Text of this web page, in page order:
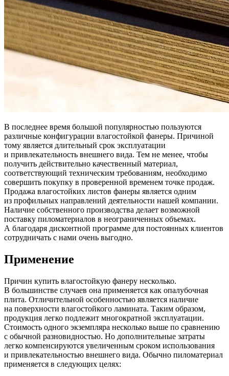
В последнее время большой популярностью пользуются
различные конфигурации влагостойкой фанеры. Причиной
тому является длительный срок эксплуатации
и привлекательность внешнего вида. Тем не менее, чтобы
получить действительно качественный материал,
соответствующий техническим требованиям, необходимо
совершить покупку в проверенной временем точке продаж.
Продажа влагостойких листов фанеры является одним
из профильных направлений деятельности нашей компании.
Наличие собственного производства делает возможной
поставку пиломатериалов в неограниченных объемах.
А благодаря дисконтной программе для постоянных клиентов
сотрудничать с нами очень выгодно.
Применение
Причин купить влагостойкую фанеру несколько.
В большинстве случаев она применяется как опалубочная
плита. Отличительной особенностью является наличие
на поверхности влагостойкого ламината. Таким образом,
продукция легко подлежит многократной эксплуатации.
Стоимость одного экземпляра несколько выше по сравнению
с обычной разновидностью. Но дополнительные затраты
легко компенсируются увеличенным сроком использования
и привлекательностью внешнего вида. Обычно пиломатериал
применяется в следующих целях: